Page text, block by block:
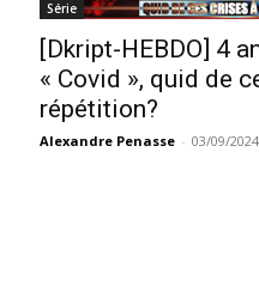
Série
[Dkript-HEBDO] 4
« Covid », quid de
répétition?
Alexandre Penasse - 03/09/2024